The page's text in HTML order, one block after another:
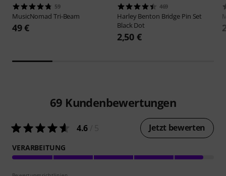
59
MusicNomad Tri-Beam
49 €
469
Harley Benton Bridge Pin Set
Black Dot
2,50 €
69 Kundenbewertungen
4.6 Jetzt bewerten
VERARBEITUNG